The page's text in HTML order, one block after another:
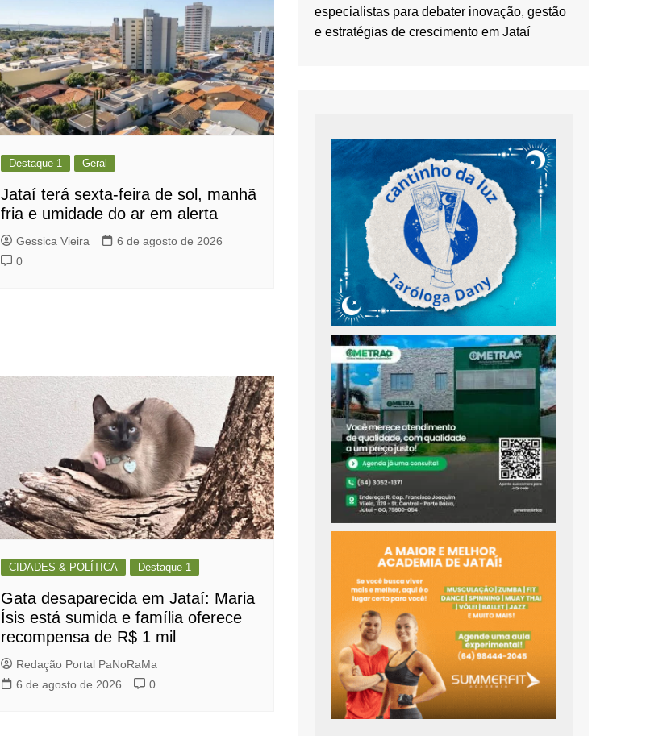
Destaque 1 Geral
Jataí terá sexta-feira de sol, manhã
fria e umidade do ar em alerta
Gessica Vieira
6 de agosto de 2026
0
CIDADES & POLÍTICA Destaque 1
Gata desaparecida em Jataí: Maria
Ísis está sumida e família oferece
recompensa de R$ 1 mil
Redação Portal PaNoRaMa
6 de agosto de 2026
0
especialistas para debater inovação, gestão
e estratégias de crescimento em Jataí